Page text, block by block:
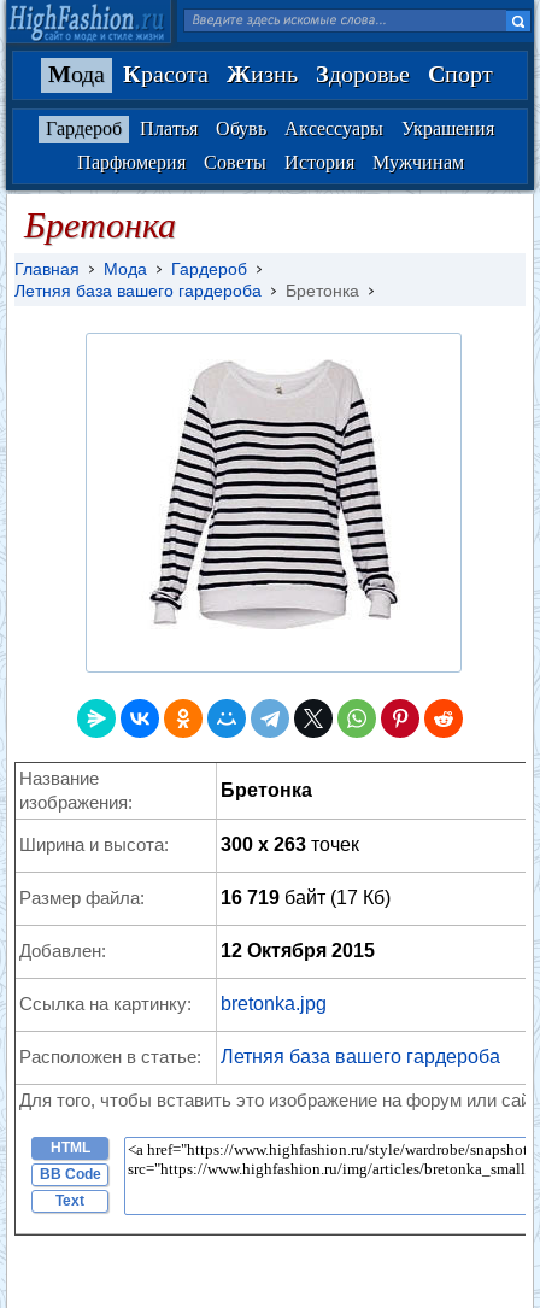
Мода Красота Жизнь Здоровье Спорт
Гардероб Платья Обувь Аксессуары
Украшения
Парфюмерия
Советы История Мужчинам
Бретонка
Главная Мода
Гардероб
Летняя база вашего гардероба
Бретонка
Название
изображения:
Бретонка
Ширина и высота: 300 x 263 точек
Размер файла: 16 719 байт (17 Кб)
Добавлен: 12 Октября 2015
Ссылка на картинку: bretonka.jpg
Расположен в статье: Летняя база вашего гардероба
Для того, чтобы вставить это изображение на форум или
HTML
BB Code
Text